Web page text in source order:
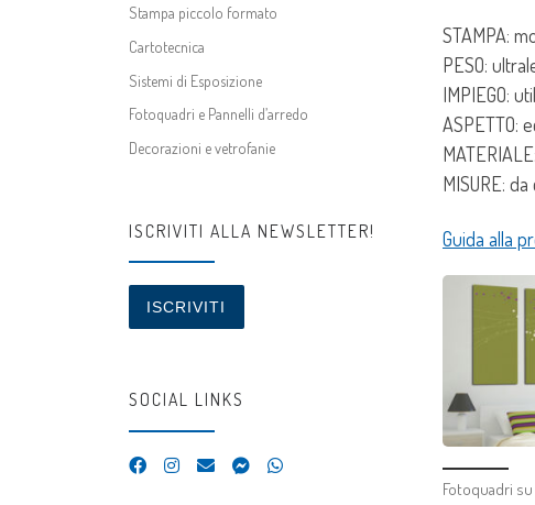
STAMPA:
PESO:
IMPIEGO:
ASPETTO:
MISURE:
Guida alla
Fotoquadri
Stampa piccolo formato
Cartotecnica
Sistemi di Esposizione
Fotoquadri e Pannelli d’arredo
Decorazioni e vetrofanie
ISCRIVITI ALLA NEWSLETTER!
ISCRIVITI
SOCIAL LINKS